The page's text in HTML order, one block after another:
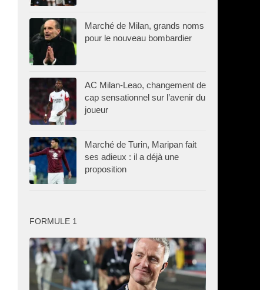
Marché de Milan, grands noms
pour le nouveau bombardier
AC Milan-Leao, changement de
cap sensationnel sur l’avenir du
joueur
Marché de Turin, Maripan fait
ses adieux : il a déjà une
proposition
FORMULE 1